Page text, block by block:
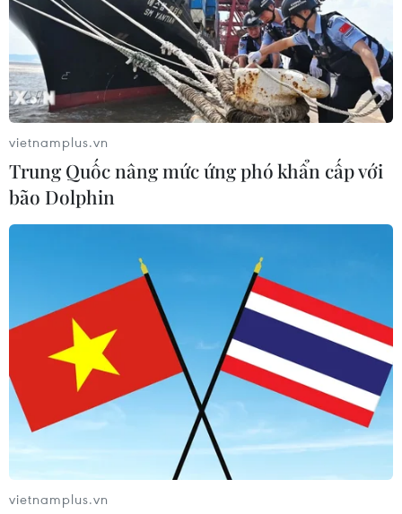
Báo Nhân Dân và VOV
Ký kết hợp tác truyền
thông giữa Viện Kiểm sát
Nhân dân Tối cao và 3 cơ
quan thông tấn, báo chí
Lan tỏa giá trị các tác
phẩm bảo vệ nền tảng tư
tưởng của Đảng
vietnamplus.vn
Trung Quốc nâng mức ứng phó khẩn cấp với
bão Dolphin
vietnamplus.vn